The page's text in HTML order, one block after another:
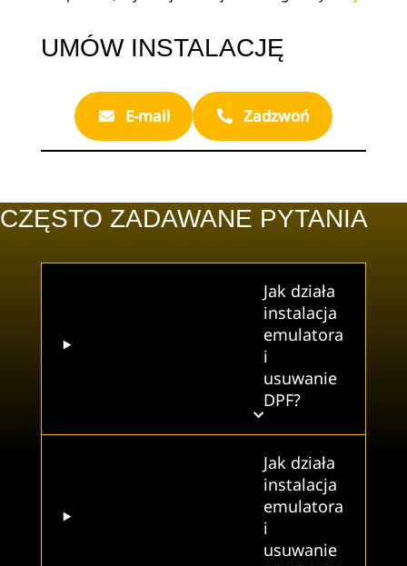
UMÓW INSTALACJĘ
E-mail Zadzwoń
CZĘSTO ZADAWANE PYTANIA
Jak działa
instalacja
emulatora
i
usuwanie
DPF?
Jak działa
instalacja
emulatora
i
usuwanie